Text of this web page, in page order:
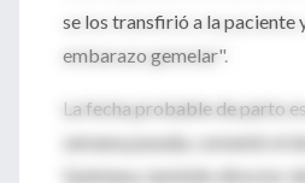
se los transfirió a la paciente
embarazo gemelar".
La fecha probable de parto
semana pasada, comentó el
Quintana, también director